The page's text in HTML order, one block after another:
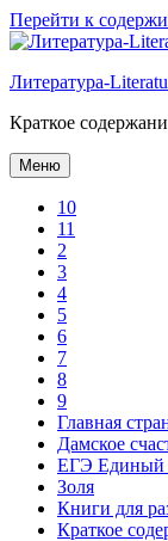
Перейти к
Литература-
Краткое
Меню
10
11
2
3
4
5
6
7
8
9
Главная
Дамское
ЕГЭ Единый
Золя
Книги для
Краткое